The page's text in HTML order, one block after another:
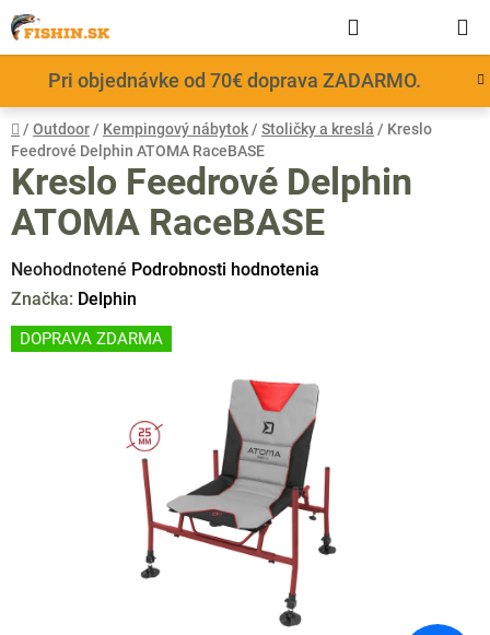
Prejsť
na
obsah
Pri objednávke od 70€ doprava ZADARMO.
KOŠÍK
Domov
/ Outdoor / Kempingový nábytok / Stoličky a kreslá / Kreslo
Feedrové Delphin ATOMA RaceBASE
Kreslo Feedrové Delphin
ATOMA RaceBASE
Priemerné
hodnotenie
produktu
je
Neohodnotené Podrobnosti hodnotenia
Značka: Delphin
DOPRAVA ZDARMA